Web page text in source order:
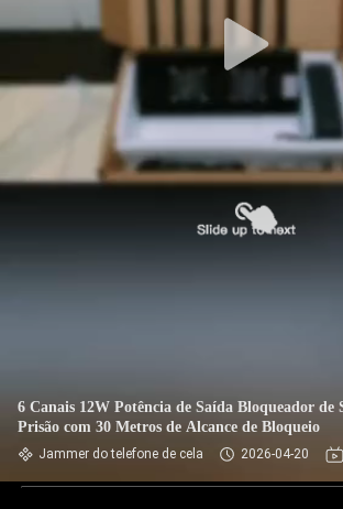
6 Canais 12W Potência de Saída Bloqueador de
Prisão com 30 Metros de Alcance de Bloqueio
Jammer do telefone de cela 2026-04-20